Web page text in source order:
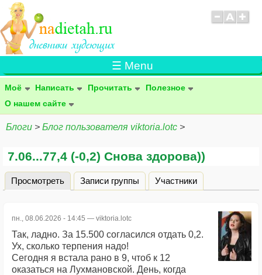
☰ Menu
Моё Написать Прочитать
Полезное
О нашем сайте
Блоги > Блог пользователя viktoria.lotc >
7.06...77,4 (-0,2) Снова здорова))
Главные вкладки
Просмотреть (активная вкладка)
Записи группы Участники
пн., 08.06.2026 - 14:45 — viktoria.lotc
Так, ладно. За 15.500 согласился отдать 0,2.
Ух, сколько терпения надо!
Сегодня я встала рано в 9, чтоб к 12
оказаться на Лухмановской. День, когда